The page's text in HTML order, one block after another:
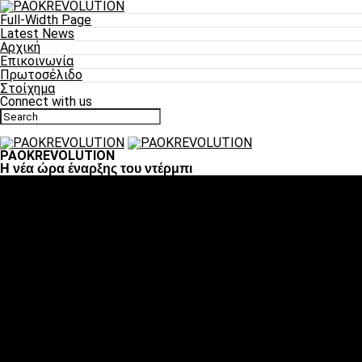
Full-Width Page
Latest News
Αρχική
Επικοινωνία
Πρωτοσέλιδο
Στοίχημα
Connect with us
PAOKREVOLUTION
Η νέα ώρα έναρξης του ντέρμπι